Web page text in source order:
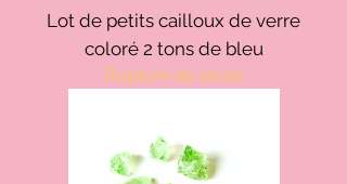
Lot de petits cailloux de verre
coloré 2 tons de bleu
Rupture de stock